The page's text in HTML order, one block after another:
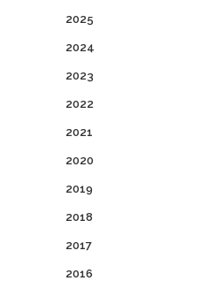
2025
2024
2023
2022
2021
2020
2019
2018
2017
2016